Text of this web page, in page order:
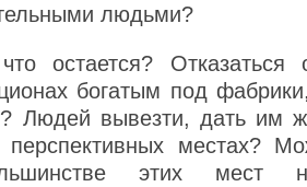
людьми?
остается? Отказаться
богатым под
Людей вывезти, дать им
перспективных местах?
этих мест